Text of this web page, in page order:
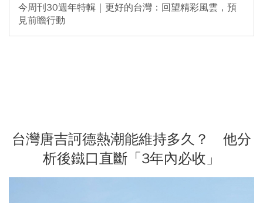
今周刊30週年特輯｜更好的台灣：回望精彩風雲，預
見前瞻行動
台灣唐吉訶德熱潮能維持多久？ 他分
析後鐵口直斷「3年內必收」